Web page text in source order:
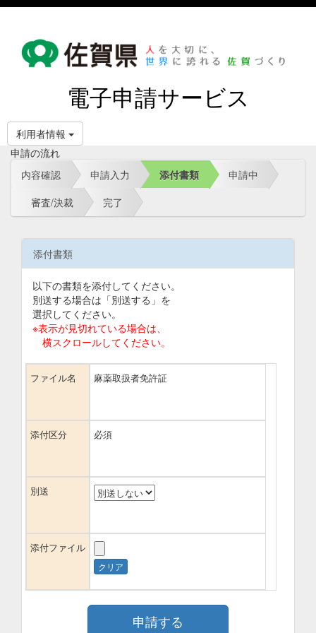
電子申請サービス
利用者情報
申請の流れ
内容確認
申請入力 添付書類
申請中
審査/決裁
完了
添付書類
以下の書類を添付してください。
別送する場合は「別送する」を
選択してください。
※表示が見切れている場合は、
横スクロールしてください。
ファイル名
添付区分
別送
添付ファイル
麻薬取扱者免許証
必須